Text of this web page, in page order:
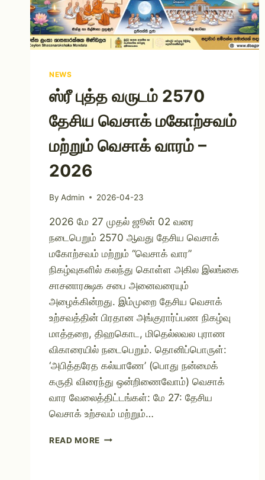
NEWS
ஸ்ரீ புத்த வருடம் 2570
தேசிய வெசாக் மகோற்சவம்
மற்றும் வெசாக் வாரம் –
2026
By Admin 2026-04-23
2026 மே 27 முதல் ஜூன் 02 வரை
நடைபெறும் 2570 ஆவது தேசிய வெசாக்
மகோற்சவம் மற்றும் “வெசாக் வார”
நிகழ்வுகளில் கலந்து கொள்ள அகில இலங்கை
சாசனாரக்ஷக சபை அனைவரையும்
அழைக்கின்றது. இம்முறை தேசிய வெசாக்
உற்சவத்தின் பிரதான அங்குரார்ப்பண நிகழ்வு
மாத்தறை, திஹகொட, மிதெல்லவல புராண
விகாரையில் நடைபெறும். தொனிப்பொருள்:
‘அபித்தரேத கல்யாணே’ (பொது நன்மைக்
கருதி விரைந்து ஒன்றிணைவோம்) வெசாக்
வார வேலைத்திட்டங்கள்: மே 27: தேசிய
வெசாக் உற்சவம் மற்றும்…
READ MORE